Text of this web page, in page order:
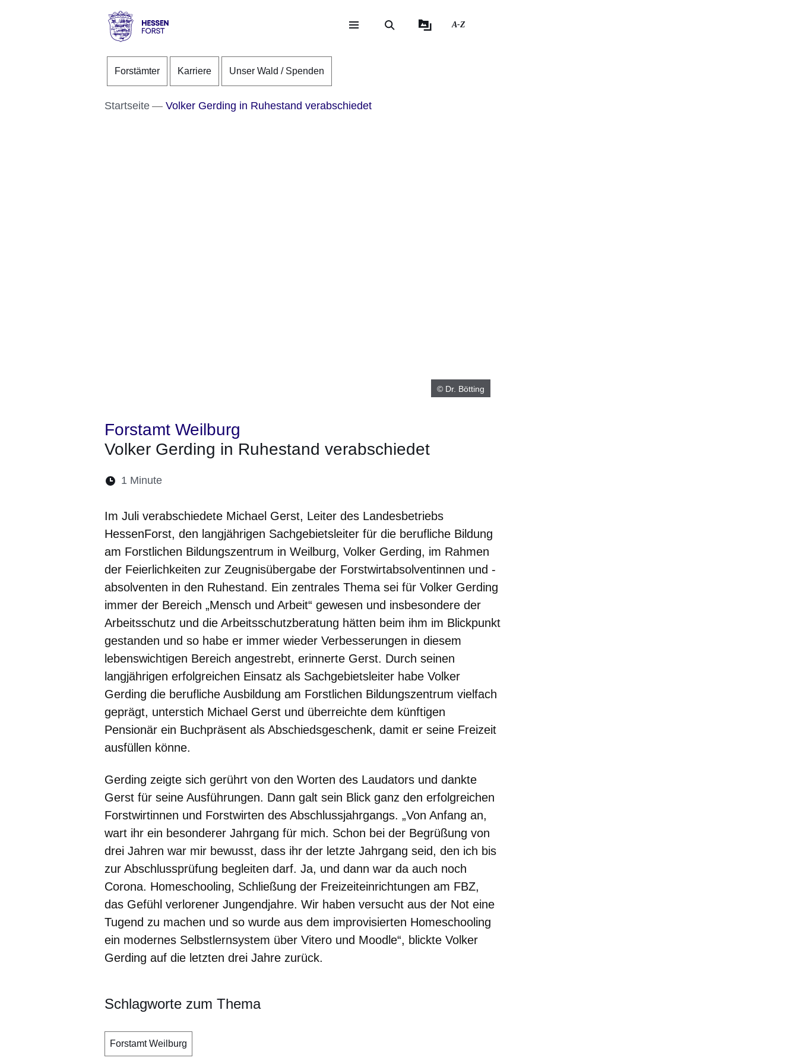
Direkt zum Kopf der Seite
Direkt zum Inhalt
Direkt zum Fuß der Seite
Forst
A-Z
Forstämter Karriere Unser Wald / Spenden
Startseite Volker Gerding in Ruhestand verabschiedet
© Dr. Bötting
Forstamt Weilburg
Volker Gerding in Ruhestand verabschiedet
Lesedauer:
1 Minute
Im Juli verabschiedete Michael Gerst, Leiter des Landesbetriebs
HessenForst, den langjährigen Sachgebietsleiter für die berufliche Bildung
am Forstlichen Bildungszentrum in Weilburg, Volker Gerding, im Rahmen
der Feierlichkeiten zur Zeugnisübergabe der Forstwirtabsolventinnen und -
absolventen in den Ruhestand. Ein zentrales Thema sei für Volker Gerding
immer der Bereich „Mensch und Arbeit“ gewesen und insbesondere der
Arbeitsschutz und die Arbeitsschutzberatung hätten beim ihm im Blickpunkt
gestanden und so habe er immer wieder Verbesserungen in diesem
lebenswichtigen Bereich angestrebt, erinnerte Gerst. Durch seinen
langjährigen erfolgreichen Einsatz als Sachgebietsleiter habe Volker
Gerding die berufliche Ausbildung am Forstlichen Bildungszentrum vielfach
geprägt, unterstich Michael Gerst und überreichte dem künftigen
Pensionär ein Buchpräsent als Abschiedsgeschenk, damit er seine Freizeit
ausfüllen könne.
Gerding zeigte sich gerührt von den Worten des Laudators und dankte
Gerst für seine Ausführungen. Dann galt sein Blick ganz den erfolgreichen
Forstwirtinnen und Forstwirten des Abschlussjahrgangs. „Von Anfang an,
wart ihr ein besonderer Jahrgang für mich. Schon bei der Begrüßung von
drei Jahren war mir bewusst, dass ihr der letzte Jahrgang seid, den ich bis
zur Abschlussprüfung begleiten darf. Ja, und dann war da auch noch
Corona. Homeschooling, Schließung der Freizeiteinrichtungen am FBZ,
das Gefühl verlorener Jungendjahre. Wir haben versucht aus der Not eine
Tugend zu machen und so wurde aus dem improvisierten Homeschooling
ein modernes Selbstlernsystem über Vitero und Moodle“, blickte Volker
Gerding auf die letzten drei Jahre zurück.
Schlagworte zum Thema
Forstamt Weilburg